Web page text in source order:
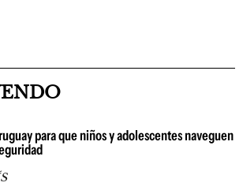
para que niños y adolescentes naveguen